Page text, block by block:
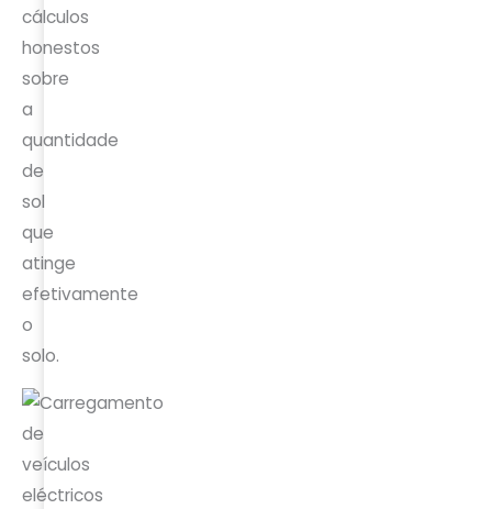
cálculos
honestos
sobre
a
quantidade
de
sol
que
atinge
efetivamente
o
solo.